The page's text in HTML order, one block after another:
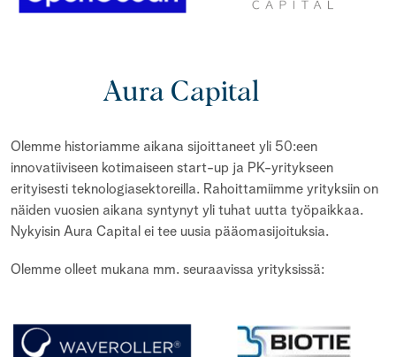
Aura Capital
Olemme historiamme aikana sijoittaneet yli 50:een
innovatiiviseen kotimaiseen start-up ja PK-yritykseen
erityisesti teknologiasektoreilla. Rahoittamiimme yrityksiin on
näiden vuosien aikana syntynyt yli tuhat uutta työpaikkaa.
Nykyisin Aura Capital ei tee uusia pääomasijoituksia.
Olemme olleet mukana mm. seuraavissa yrityksissä: